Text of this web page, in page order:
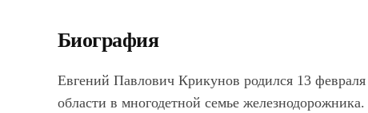
Биография
Евгений Павлович Крикунов родился 13
области в многодетной семье